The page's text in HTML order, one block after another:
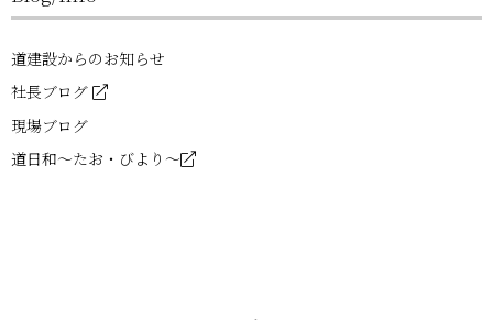
道建設からのお知らせ
社長ブログ
現場ブログ
道日和～たお・びより～